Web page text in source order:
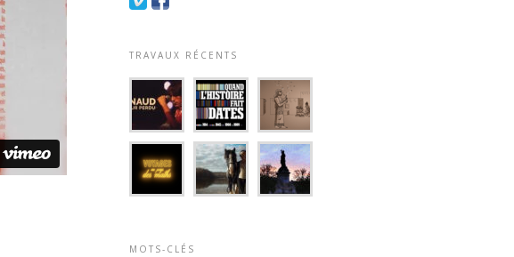
TRAVAUX RÉCENTS
MOTS-CLÉS